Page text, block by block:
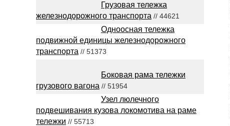
Грузовая тележка
железнодорожного транспорта // 44621
Одноосная тележка
подвижной единицы железнодорожного
транспорта // 51373
Боковая рама тележки
грузового вагона // 51954
Узел люлечного
подвешивания кузова локомотива на раме
тележки // 55713